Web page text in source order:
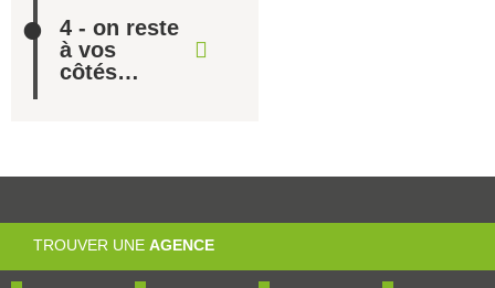
4 - on reste
à vos
côtés…
TROUVER UNE AGENCE